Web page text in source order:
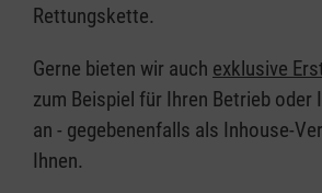
Rettungskette.
Gerne bieten wir auch exklusive
zum Beispiel für Ihren Betrieb oder
an - gegebenenfalls als Inhouse-
Ihnen.